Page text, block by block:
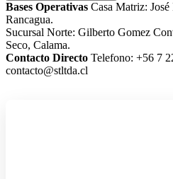
Bases Operativas Casa Matriz:
Rancagua.
Sucursal Norte: Gilberto Gomez
Seco, Calama.
Contacto Directo Telefono: +56 7
contacto@stltda.cl